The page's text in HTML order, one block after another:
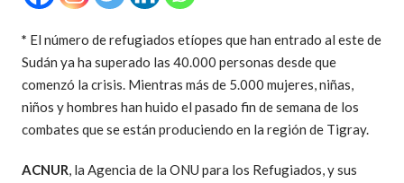
* El número de refugiados etíopes que han entrado al este de
Sudán ya ha superado las 40.000 personas desde que
comenzó la crisis. Mientras más de 5.000 mujeres, niñas,
niños y hombres han huido el pasado fin de semana de los
combates que se están produciendo en la región de Tigray.
ACNUR, la Agencia de la ONU para los Refugiados, y sus